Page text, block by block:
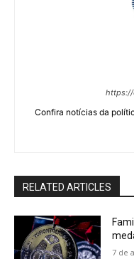
https://
Confira notícias da
RELATED ARTICLES
7 de